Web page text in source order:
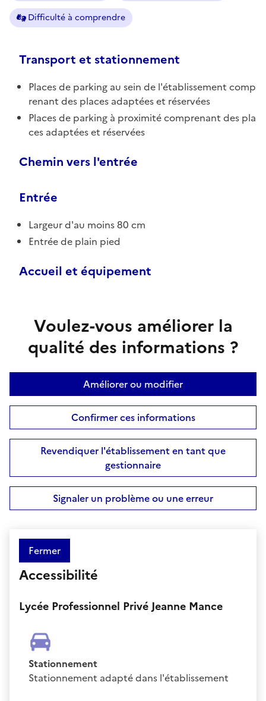
Difficulté à comprendre
Transport et stationnement
Places de parking au sein de l'établissement comp
renant des places adaptées et réservées
Places de parking à proximité comprenant des pla
ces adaptées et réservées
Chemin vers l'entrée
Entrée
Largeur d'au moins 80 cm
Entrée de plain pied
Accueil et équipement
Voulez-vous améliorer la
qualité des informations ?
Améliorer ou modifier
Confirmer ces informations
Revendiquer l'établissement en tant que
gestionnaire
Signaler un problème ou une erreur
Fermer
Accessibilité
Lycée Professionnel Privé Jeanne Mance
Stationnement
Stationnement adapté dans l'établissement